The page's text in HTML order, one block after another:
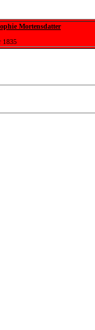
Mortensdatter
1835